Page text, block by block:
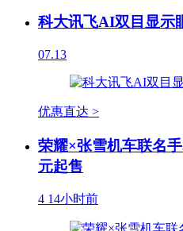
科大讯飞AI双目显示
07.13
优惠直达 >
荣耀×张雪机车联名
元起售
4 14小时前